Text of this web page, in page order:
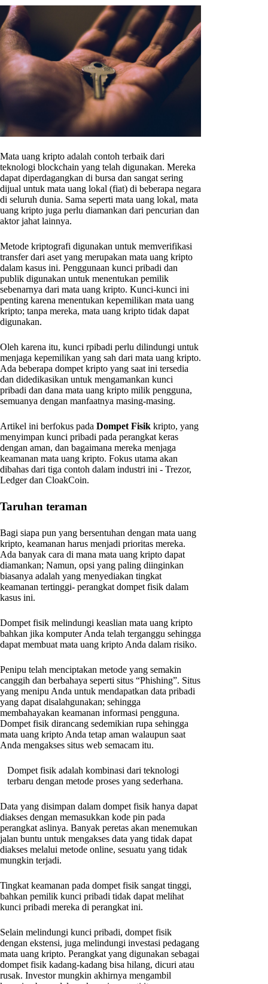
Mata uang kripto adalah contoh terbaik dari
teknologi blockchain yang telah digunakan. Mereka
dapat diperdagangkan di bursa dan sangat sering
dijual untuk mata uang lokal (fiat) di beberapa negara
di seluruh dunia. Sama seperti mata uang lokal, mata
uang kripto juga perlu diamankan dari pencurian dan
aktor jahat lainnya.
Metode kriptografi digunakan untuk memverifikasi
transfer dari aset yang merupakan mata uang kripto
dalam kasus ini. Penggunaan kunci pribadi dan
publik digunakan untuk menentukan pemilik
sebenarnya dari mata uang kripto. Kunci-kunci ini
penting karena menentukan kepemilikan mata uang
kripto; tanpa mereka, mata uang kripto tidak dapat
digunakan.
Oleh karena itu, kunci rpibadi perlu dilindungi untuk
menjaga kepemilikan yang sah dari mata uang kripto.
Ada beberapa dompet kripto yang saat ini tersedia
dan didedikasikan untuk mengamankan kunci
pribadi dan dana mata uang kripto milik pengguna,
semuanya dengan manfaatnya masing-masing.
Artikel ini berfokus pada Dompet Fisik kripto, yang
menyimpan kunci pribadi pada perangkat keras
dengan aman, dan bagaimana mereka menjaga
keamanan mata uang kripto. Fokus utama akan
dibahas dari tiga contoh dalam industri ini - Trezor,
Ledger dan CloakCoin.
Taruhan teraman
Bagi siapa pun yang bersentuhan dengan mata uang
kripto, keamanan harus menjadi prioritas mereka.
Ada banyak cara di mana mata uang kripto dapat
diamankan; Namun, opsi yang paling diinginkan
biasanya adalah yang menyediakan tingkat
keamanan tertinggi- perangkat dompet fisik dalam
kasus ini.
Dompet fisik melindungi keaslian mata uang kripto
bahkan jika komputer Anda telah terganggu sehingga
dapat membuat mata uang kripto Anda dalam risiko.
Penipu telah menciptakan metode yang semakin
canggih dan berbahaya seperti situs “Phishing”. Situs
yang menipu Anda untuk mendapatkan data pribadi
yang dapat disalahgunakan; sehingga
membahayakan keamanan informasi pengguna.
Dompet fisik dirancang sedemikian rupa sehingga
mata uang kripto Anda tetap aman walaupun saat
Anda mengakses situs web semacam itu.
Dompet fisik adalah kombinasi dari teknologi
terbaru dengan metode proses yang sederhana.
Data yang disimpan dalam dompet fisik hanya dapat
diakses dengan memasukkan kode pin pada
perangkat aslinya. Banyak peretas akan menemukan
jalan buntu untuk mengakses data yang tidak dapat
diakses melalui metode online, sesuatu yang tidak
mungkin terjadi.
Tingkat keamanan pada dompet fisik sangat tinggi,
bahkan pemilik kunci pribadi tidak dapat melihat
kunci pribadi mereka di perangkat ini.
Selain melindungi kunci pribadi, dompet fisik
dengan ekstensi, juga melindungi investasi pedagang
mata uang kripto. Perangkat yang digunakan sebagai
dompet fisik kadang-kadang bisa hilang, dicuri atau
rusak. Investor mungkin akhirnya mengambil